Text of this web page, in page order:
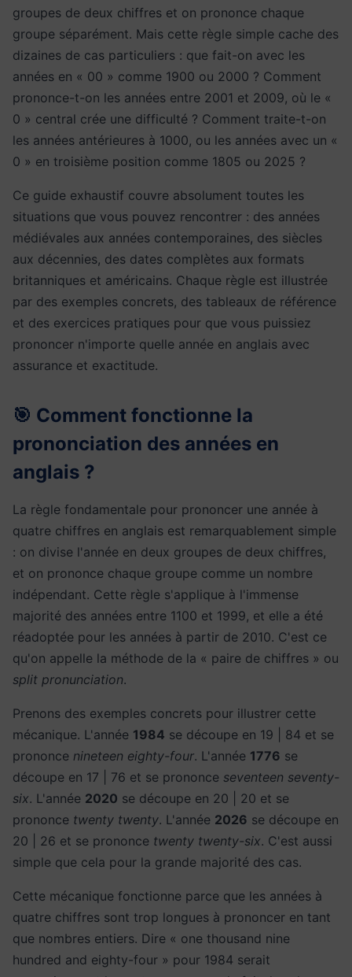
groupes de deux chiffres et on prononce chaque
groupe séparément. Mais cette règle simple cache des
dizaines de cas particuliers : que fait-on avec les
années en « 00 » comme 1900 ou 2000 ? Comment
prononce-t-on les années entre 2001 et 2009, où le «
0 » central crée une difficulté ? Comment traite-t-on
les années antérieures à 1000, ou les années avec un «
0 » en troisième position comme 1805 ou 2025 ?
Ce guide exhaustif couvre absolument toutes les
situations que vous pouvez rencontrer : des années
médiévales aux années contemporaines, des siècles
aux décennies, des dates complètes aux formats
britanniques et américains. Chaque règle est illustrée
par des exemples concrets, des tableaux de référence
et des exercices pratiques pour que vous puissiez
prononcer n'importe quelle année en anglais avec
assurance et exactitude.
🎯 Comment fonctionne la
prononciation des années en
anglais ?
La règle fondamentale pour prononcer une année à
quatre chiffres en anglais est remarquablement simple
: on divise l'année en deux groupes de deux chiffres,
et on prononce chaque groupe comme un nombre
indépendant. Cette règle s'applique à l'immense
majorité des années entre 1100 et 1999, et elle a été
réadoptée pour les années à partir de 2010. C'est ce
qu'on appelle la méthode de la « paire de chiffres » ou
split pronunciation.
Prenons des exemples concrets pour illustrer cette
mécanique. L'année 1984 se découpe en 19 | 84 et se
prononce nineteen eighty-four. L'année 1776 se
découpe en 17 | 76 et se prononce seventeen seventy-
six. L'année 2020 se découpe en 20 | 20 et se
prononce twenty twenty. L'année 2026 se découpe en
20 | 26 et se prononce twenty twenty-six. C'est aussi
simple que cela pour la grande majorité des cas.
Cette mécanique fonctionne parce que les années à
quatre chiffres sont trop longues à prononcer en tant
que nombres entiers. Dire « one thousand nine
hundred and eighty-four » pour 1984 serait